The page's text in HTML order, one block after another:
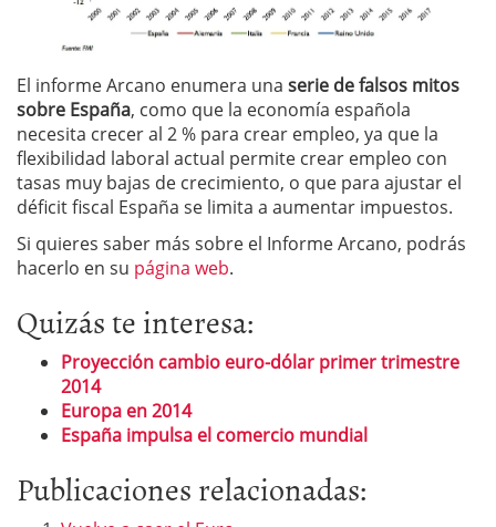
El informe Arcano enumera una serie de falsos mitos
sobre España, como que la economía española
necesita crecer al 2 % para crear empleo, ya que la
flexibilidad laboral actual permite crear empleo con
tasas muy bajas de crecimiento, o que para ajustar el
déficit fiscal España se limita a aumentar impuestos.
Si quieres saber más sobre el Informe Arcano, podrás
hacerlo en su página web.
Quizás te interesa:
Proyección cambio euro-dólar primer trimestre
2014
Europa en 2014
España impulsa el comercio mundial
Publicaciones relacionadas: